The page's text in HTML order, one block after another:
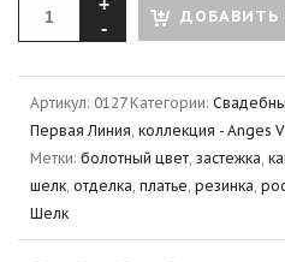
ДОБАВИТЬ
Артикул: 0127 Категории:
Первая Линия коллекция - Anges
Метки: болотный цвет застежка
шелк отделка платье резинка
Шелк